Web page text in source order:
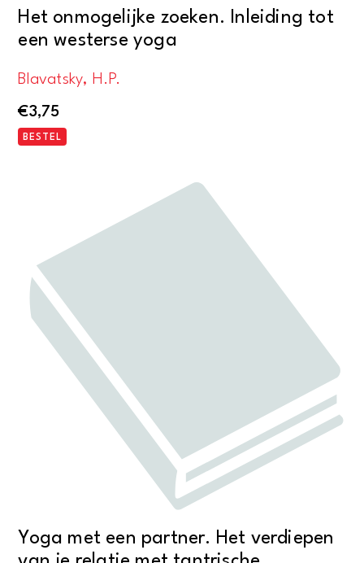
Het onmogelijke zoeken. Inleiding tot
een westerse yoga
Blavatsky, H.P.
€3,75
BESTEL
Yoga met een partner. Het verdiepen